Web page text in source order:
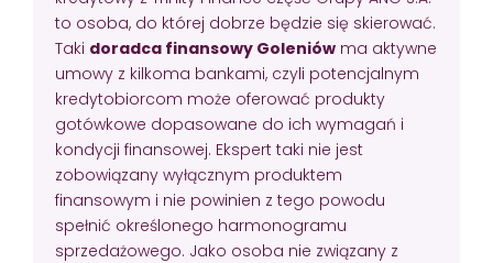
to osoba, do której dobrze będzie się skierować.
Taki doradca finansowy Goleniów ma aktywne
umowy z kilkoma bankami, czyli potencjalnym
kredytobiorcom może oferować produkty
gotówkowe dopasowane do ich wymagań i
kondycji finansowej. Ekspert taki nie jest
zobowiązany wyłącznym produktem
finansowym i nie powinien z tego powodu
spełnić określonego harmonogramu
sprzedażowego. Jako osoba nie związany z